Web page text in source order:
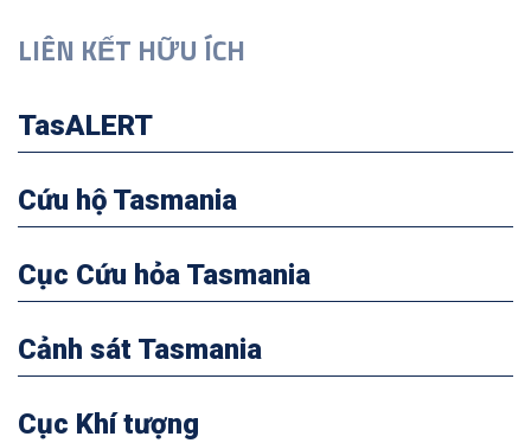
LIÊN KẾT HỮU ÍCH
TasALERT
Cứu hộ Tasmania
Cục Cứu hỏa Tasmania
Cảnh sát Tasmania
Cục Khí tượng